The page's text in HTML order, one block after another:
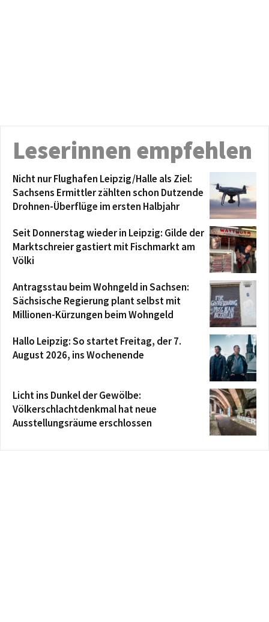
Leserinnen empfehlen
Nicht nur Flughafen Leipzig/Halle als Ziel:
Sachsens Ermittler zählten schon Dutzende
Drohnen-Überflüge im ersten Halbjahr
Seit Donnerstag wieder in Leipzig: Gilde der
Marktschreier gastiert mit Fischmarkt am
Völki
Antragsstau beim Wohngeld in Sachsen:
Sächsische Regierung plant selbst mit
Millionen-Kürzungen beim Wohngeld
Hallo Leipzig: So startet Freitag, der 7.
August 2026, ins Wochenende
Licht ins Dunkel der Gewölbe:
Völkerschlachtdenkmal hat neue
Ausstellungsräume erschlossen